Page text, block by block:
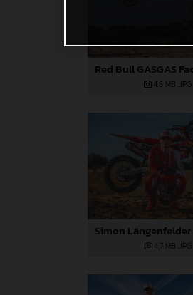
4,6 MB .JPG
4,7 MB .JPG